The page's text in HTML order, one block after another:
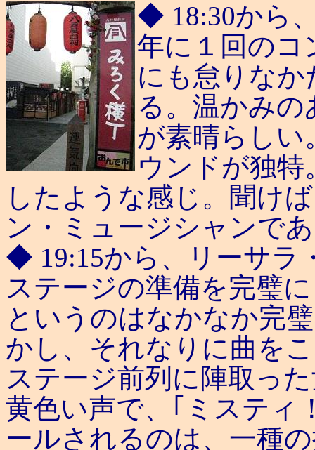
◆ 18:30から
年に１回のコ
にも怠りな
る。温かみ
が素晴らし
ウンドが独特
したような感じ。聞け
ン・ミュージシャンで
◆ 19:15から、リーサラ
ステージの準備を完璧
というのはなかなか完
かし、それなりに曲を
ステージ前列に陣取っ
黄色い声で、｢ミスティ
ールされるのは、一種